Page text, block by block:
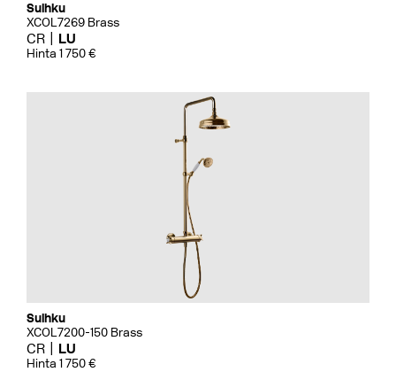
Suihku
XCOL7269 Brass
CR LU
Hinta 1 750 €
Suihku
XCOL7200-150 Brass
CR LU
Hinta 1 750 €